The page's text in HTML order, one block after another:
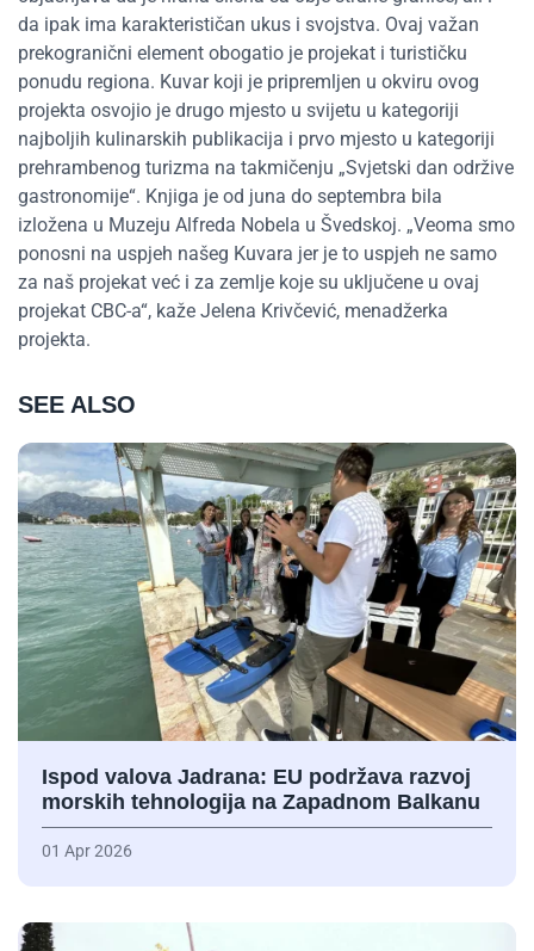
da ipak ima karakterističan ukus i svojstva. Ovaj važan
prekogranični element obogatio je projekat i turističku
ponudu regiona. Kuvar koji je pripremljen u okviru ovog
projekta osvojio je drugo mjesto u svijetu u kategoriji
najboljih kulinarskih publikacija i prvo mjesto u kategoriji
prehrambenog turizma na takmičenju „Svjetski dan održive
gastronomije“. Knjiga je od juna do septembra bila
izložena u Muzeju Alfreda Nobela u Švedskoj. „Veoma smo
ponosni na uspjeh našeg Kuvara jer je to uspjeh ne samo
za naš projekat već i za zemlje koje su uključene u ovaj
projekat CBC-a“, kaže Jelena Krivčević, menadžerka
projekta.
SEE ALSO
Ispod valova Jadrana: EU podržava razvoj
morskih tehnologija na Zapadnom Balkanu
01 Apr 2026